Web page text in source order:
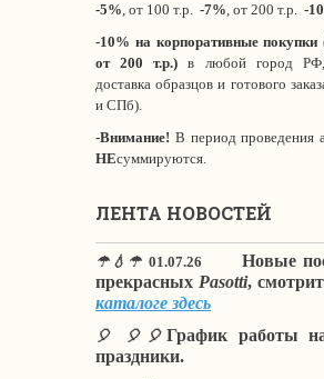
-5%, от 100 т.р. -7%, от 200 т.р. -
-10% на корпоративные
от 200 т.р.) в любой город РФ,
доставка образцов и готового
и СПб).
-Внимание! В период проведения
НЕсуммируются.
ЛЕНТА НОВОСТЕЙ
☂💧☂01.07.26
Новые
прекрасных Pasotti,
каталоге здесь
🎈 🎈🎈График работы
праздники.